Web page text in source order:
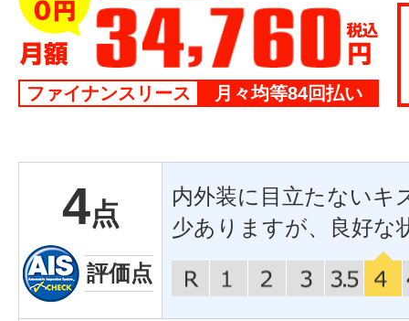
ファイナンスリース 月々均等84回払い
4点
評価点
内外装に目立たないキ
少ありますが、良好な